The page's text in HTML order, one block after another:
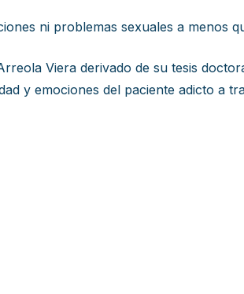
ni problemas sexuales a menos
Viera derivado de su tesis
y emociones del paciente adicto a